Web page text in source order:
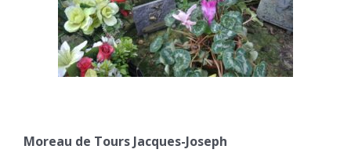
Moreau de Tours Jacques-Joseph